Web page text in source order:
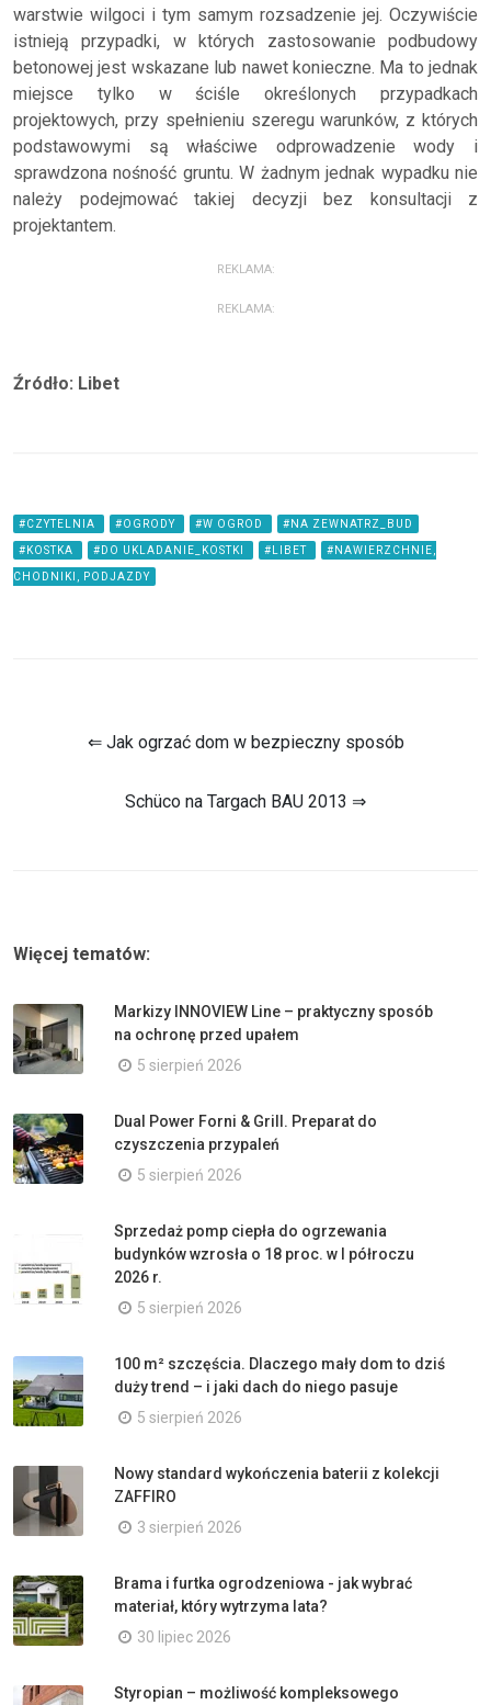
warstwie wilgoci i tym samym rozsadzenie jej. Oczywiście
istnieją przypadki, w których zastosowanie podbudowy
betonowej jest wskazane lub nawet konieczne. Ma to jednak
miejsce tylko w ściśle określonych przypadkach
projektowych, przy spełnieniu szeregu warunków, z których
podstawowymi są właściwe odprowadzenie wody i
sprawdzona nośność gruntu. W żadnym jednak wypadku nie
należy podejmować takiej decyzji bez konsultacji z
projektantem.
REKLAMA:
REKLAMA:
Źródło: Libet
#CZYTELNIA #OGRODY #W OGROD #NA ZEWNATRZ_BUD
#KOSTKA #DO UKLADANIE_KOSTKI #LIBET #NAWIERZCHNIE,
CHODNIKI, PODJAZDY
⇐ Jak ogrzać dom w bezpieczny sposób
Schüco na Targach BAU 2013 ⇒
Więcej tematów:
Markizy INNOVIEW Line – praktyczny sposób
na ochronę przed upałem
5 sierpień 2026
Dual Power Forni & Grill. Preparat do
czyszczenia przypaleń
5 sierpień 2026
Sprzedaż pomp ciepła do ogrzewania
budynków wzrosła o 18 proc. w I półroczu
2026 r.
5 sierpień 2026
100 m² szczęścia. Dlaczego mały dom to dziś
duży trend – i jaki dach do niego pasuje
5 sierpień 2026
Nowy standard wykończenia baterii z kolekcji
ZAFFIRO
3 sierpień 2026
Brama i furtka ogrodzeniowa - jak wybrać
materiał, który wytrzyma lata?
30 lipiec 2026
Styropian – możliwość kompleksowego